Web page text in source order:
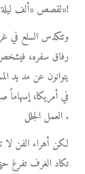
لقصص «ألف ليلة وليلة»!
وتتكدس السلع في
رفاق سفره، فيشخص
يتوانون عن مد يد
في أمريكا،
العمل الجلل .
لكن أهراء الفن لا
تكاد الغرف تفرغ